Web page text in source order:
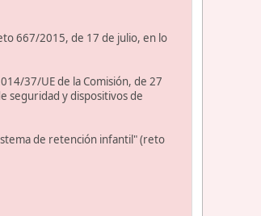
667/2015, de 17 de julio, en lo
37/UE de la Comisión, de 27
seguridad y dispositivos de
de retención infantil" (reto